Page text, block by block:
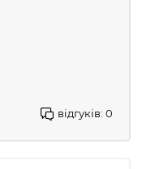
відгуків: 0